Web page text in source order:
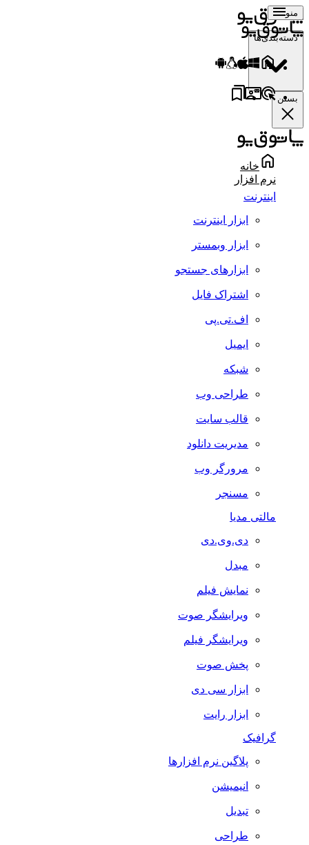
منو
دسته‌بندی‌ها
بستن
خانه
نرم افزار
اینترنت
ابزار اینترنت
ابزار وبمستر
ابزارهای جستجو
اشتراک فایل
اف.تی.پی
ایمیل
شبکه
طراحی وب
قالب سایت
مدیریت دانلود
مرورگر وب
مسنجر
مالتی مدیا
دی.وی.دی
مبدل
نمایش فیلم
ویرایشگر صوت
ویرایشگر فیلم
پخش صوت
ابزار سی دی
ابزار رایت
گرافیک
پلاگین نرم افزارها
انیمیشن
تبدیل
طراحی